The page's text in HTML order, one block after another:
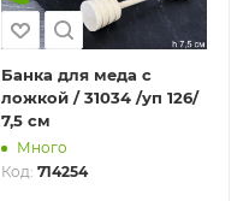
Банка для меда с
ложкой / 31034 /уп 126/
7,5 см
Много
Код: 714254